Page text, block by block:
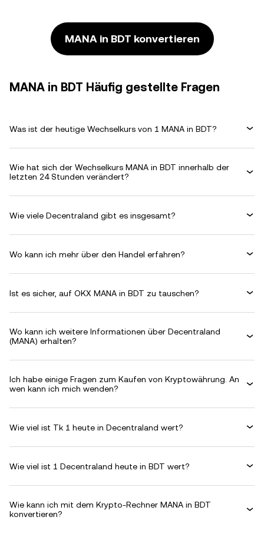
MANA in BDT konvertieren
MANA in BDT Häufig gestellte Fragen
Was ist der heutige Wechselkurs von 1 MANA in BDT?
Wie hat sich der Wechselkurs MANA in BDT innerhalb der
letzten 24 Stunden verändert?
Wie viele Decentraland gibt es insgesamt?
Wo kann ich mehr über den Handel erfahren?
Ist es sicher, auf OKX MANA in BDT zu tauschen?
Wo kann ich weitere Informationen über Decentraland
(MANA) erhalten?
Ich habe einige Fragen zum Kaufen von Kryptowährung. An
wen kann ich mich wenden?
Wie viel ist Tk 1 heute in Decentraland wert?
Wie viel ist 1 Decentraland heute in BDT wert?
Wie kann ich mit dem Krypto-Rechner MANA in BDT
konvertieren?